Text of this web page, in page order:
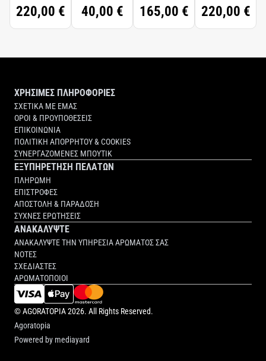
220,00 €
40,00 €
165,00 €
220,00 €
ΧΡΗΣΙΜΕΣ ΠΛΗΡΟΦΟΡΙΕΣ
ΣΧΕΤΙΚΑ ΜΕ ΕΜΑΣ
ΟΡΟΙ & ΠΡΟΥΠΟΘΕΣΕΙΣ
ΕΠΙΚΟΙΝΩΝΙΑ
ΠΟΛΙΤΙΚΗ ΑΠΟΡΡΗΤΟΥ & COOKIES
ΣΥΝΕΡΓΑΖΟΜΕΝΕΣ ΜΠΟΥΤΙΚ
ΕΞΥΠΗΡΕΤΗΣΗ ΠΕΛΑΤΩΝ
ΠΛΗΡΩΜΗ
ΕΠΙΣΤΡΟΦΕΣ
ΑΠΟΣΤΟΛΗ & ΠΑΡΑΔΟΣΗ
ΣΥΧΝΕΣ ΕΡΩΤΗΣΕΙΣ
ΑΝΑΚΑΛΥΨΤΕ
ΑΝΑΚΑΛΥΨΤΕ ΤΗΝ ΥΠΗΡΕΣΙΑ ΑΡΩΜΑΤΟΣ ΣΑΣ
ΝΟΤΕΣ
ΣΧΕΔΙΑΣΤΕΣ
ΑΡΩΜΑΤΟΠΟΙΟΙ
©AGORATOPIA2026. All Rights Reserved.
Agoratopia
Powered by mediayard